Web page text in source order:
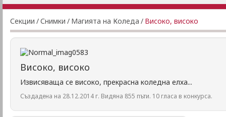
Секции /Снимки / Магията на Коледа / Високо, високо
Високо, високо
Извисяваща се високо, прекрасна коледна елха...
Създадена на 28.12.2014 г. Видяна 855 пъти. 10 гласа в конкурса.